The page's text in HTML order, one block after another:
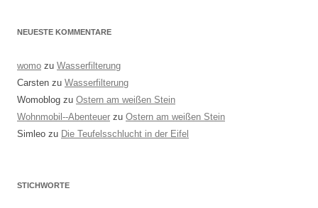
NEUESTE KOMMENTARE
womo zu Wasserfilterung
Carsten zu Wasserfilterung
Womoblog zu Ostern am weißen Stein
Wohnmobil--Abenteuer zu Ostern am weißen Stein
Simleo zu Die Teufelsschlucht in der Eifel
STICHWORTE